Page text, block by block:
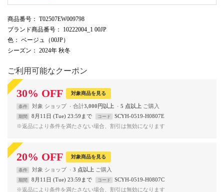
商品番号 ： T02507EW009798
ブランド商品番号 ： 10222004_1 00JP
色 ： ベージュ（00JP）
シーズン ： 2024年 秋冬
ご利用可能なクーポン
30% OFF 対象商品を見る
条件 対象 ショップ 合計3,000円以上 5 点以上
期間 8月11日 (Tue) 23:59まで コード
SCYH-0519-H0807E
※返品により条件を満たさない場合、割引は無効になります
20% OFF 対象商品を見る
条件 対象 ショップ 3 点以上
期間 8月11日 (Tue) 23:59まで コード
SCYH-0519-H0807C
※返品により条件を満たさない場合、割引は無効になります